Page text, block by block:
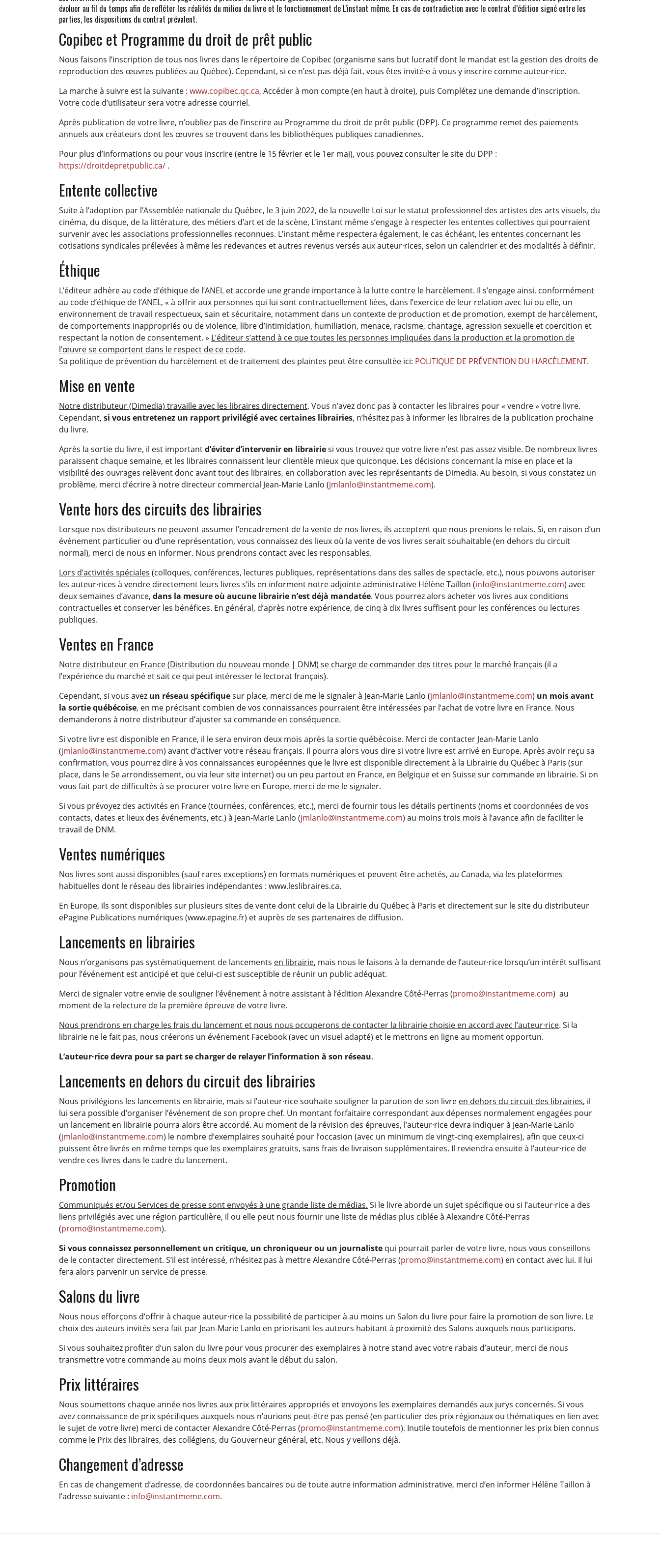
évoluer au fil du temps afin de refléter les réalités du milieu du livre et le fonctionnement de L’instant même. En cas de contradiction avec le contrat d’édition signé entre les
parties, les dispositions du contrat prévalent.
Copibec et Programme du droit de prêt public
Nous faisons l’inscription de tous nos livres dans le répertoire de Copibec (organisme sans but lucratif dont le mandat est la gestion des droits de
reproduction des œuvres publiées au Québec). Cependant, si ce n’est pas déjà fait, vous êtes invité·e à vous y inscrire comme auteur·rice.
La marche à suivre est la suivante : www.copibec.qc.ca, Accéder à mon compte (en haut à droite), puis Complétez une demande d’inscription.
Votre code d’utilisateur sera votre adresse courriel.
Après publication de votre livre, n’oubliez pas de l’inscrire au Programme du droit de prêt public (DPP). Ce programme remet des paiements
annuels aux créateurs dont les œuvres se trouvent dans les bibliothèques publiques canadiennes.
Pour plus d’informations ou pour vous inscrire (entre le 15 février et le 1er mai), vous pouvez consulter le site du DPP :
https://droitdepretpublic.ca/ .
Entente collective
Suite à l’adoption par l’Assemblée nationale du Québec, le 3 juin 2022, de la nouvelle Loi sur le statut professionnel des artistes des arts visuels, du
cinéma, du disque, de la littérature, des métiers d’art et de la scène, L’instant même s’engage à respecter les ententes collectives qui pourraient
survenir avec les associations professionnelles reconnues. L’instant même respectera également, le cas échéant, les ententes concernant les
cotisations syndicales prélevées à même les redevances et autres revenus versés aux auteur·rices, selon un calendrier et des modalités à définir.
Éthique
L’éditeur adhère au code d’éthique de l’ANEL et accorde une grande importance à la lutte contre le harcèlement. Il s’engage ainsi, conformément
au code d’éthique de l’ANEL, « à offrir aux personnes qui lui sont contractuellement liées, dans l’exercice de leur relation avec lui ou elle, un
environnement de travail respectueux, sain et sécuritaire, notamment dans un contexte de production et de promotion, exempt de harcèlement,
de comportements inappropriés ou de violence, libre d’intimidation, humiliation, menace, racisme, chantage, agression sexuelle et coercition et
respectant la notion de consentement. » L’éditeur s’attend à ce que toutes les personnes impliquées dans la production et la promotion de
l’œuvre se comportent dans le respect de ce code.
Sa politique de prévention du harcèlement et de traitement des plaintes peut être consultée ici: POLITIQUE DE PRÉVENTION DU HARCÈLEMENT.
Mise en vente
Notre distributeur (Dimedia) travaille avec les libraires directement. Vous n’avez donc pas à contacter les libraires pour « vendre » votre livre.
Cependant, si vous entretenez un rapport privilégié avec certaines librairies, n’hésitez pas à informer les libraires de la publication prochaine
du livre.
Après la sortie du livre, il est importantd’éviter d’intervenir en librairiesi vous trouvez que votre livre n’est pas assez visible. De nombreux livres
paraissent chaque semaine, et les libraires connaissent leur clientèle mieux que quiconque. Les décisions concernant la mise en place et la
visibilité des ouvrages relèvent donc avant tout des libraires, en collaboration avec les représentants de Dimedia. Au besoin, si vous constatez un
problème, merci d’écrire à notre directeur commercial Jean-Marie Lanlo (jmlanlo@instantmeme.com).
Vente hors des circuits des librairies
Lorsque nos distributeurs ne peuvent assumer l’encadrement de la vente de nos livres, ils acceptent que nous prenions le relais. Si, en raison d’un
événement particulier ou d’une représentation, vous connaissez des lieux où la vente de vos livres serait souhaitable (en dehors du circuit
normal), merci de nous en informer. Nous prendrons contact avec les responsables.
Lors d’activités spéciales (colloques, conférences, lectures publiques, représentations dans des salles de spectacle, etc.), nous pouvons autoriser
les auteur·rices à vendre directement leurs livres s’ils en informent notre adjointe administrative Hélène Taillon (info@instantmeme.com) avec
deux semaines d’avance, dans la mesure où aucune librairie n’est déjà mandatée. Vous pourrez alors acheter vos livres aux conditions
contractuelles et conserver les bénéfices. En général, d’après notre expérience, de cinq à dix livres suffisent pour les conférences ou lectures
publiques.
Ventes en France
Notre distributeur en France (Distribution du nouveau monde | DNM) se charge de commander des titres pour le marché français (il a
l’expérience du marché et sait ce qui peut intéresser le lectorat français).
Cependant, si vous avez un réseau spécifiquesur place, merci de me le signaler à Jean-Marie Lanlo (jmlanlo@instantmeme.com) un mois avant
la sortie québécoise, en me précisant combien de vos connaissances pourraient être intéressées par l’achat de votre livre en France. Nous
demanderons à notre distributeur d’ajuster sa commande en conséquence.
Si votre livre est disponible en France, il le sera environ deux mois après la sortie québécoise. Merci de contacter Jean-Marie Lanlo
(jmlanlo@instantmeme.com) avant d’activer votre réseau français. Il pourra alors vous dire si votre livre est arrivé en Europe. Après avoir reçu sa
confirmation, vous pourrez dire à vos connaissances européennes que le livre est disponible directement à la Librairie du Québec à Paris (sur
place, dans le 5e arrondissement, ou via leur site internet) ou un peu partout en France, en Belgique et en Suisse sur commande en librairie. Si on
vous fait part de difficultés à se procurer votre livre en Europe, merci de me le signaler.
Si vous prévoyez des activités en France (tournées, conférences, etc.), merci de fournir tous les détails pertinents (noms et coordonnées de vos
contacts, dates et lieux des événements, etc.) à Jean-Marie Lanlo (jmlanlo@instantmeme.com) au moins trois mois à l’avance afin de faciliter le
travail de DNM.
Ventes numériques
Nos livres sont aussi disponibles (sauf rares exceptions) en formats numériques et peuvent être achetés, au Canada, via les plateformes
habituelles dont le réseau des librairies indépendantes : www.leslibraires.ca.
En Europe, ils sont disponibles sur plusieurs sites de vente dont celui de la Librairie du Québec à Paris et directement sur le site du distributeur
ePagine Publications numériques (www.epagine.fr) et auprès de ses partenaires de diffusion.
Lancements en librairies
Nous n’organisons pas systématiquement de lancements en librairie, mais nous le faisons à la demande de l’auteur·rice lorsqu’un intérêt suffisant
pour l’événement est anticipé et que celui-ci est susceptible de réunir un public adéquat.
Merci de signaler votre envie de souligner l’événement à notre assistant à l’édition Alexandre Côté-Perras (promo@instantmeme.com) au
moment de la relecture de la première épreuve de votre livre.
Nous prendrons en charge les frais du lancement et nous nous occuperons de contacter la librairie choisie en accord avec l’auteur·rice. Si la
librairie ne le fait pas, nous créerons un événement Facebook (avec un visuel adapté) et le mettrons en ligne au moment opportun.
L’auteur·rice devra pour sa part se charger de relayer l’information à son réseau.
Lancements en dehors du circuit des librairies
Nous privilégions les lancements en librairie, mais si l’auteur·rice souhaite souligner la parution de son livre en dehors du circuit des librairies, il
lui sera possible d’organiser l’événement de son propre chef. Un montant forfaitaire correspondant aux dépenses normalement engagées pour
un lancement en librairie pourra alors être accordé. Au moment de la révision des épreuves, l’auteur·rice devra indiquer à Jean-Marie Lanlo
(jmlanlo@instantmeme.com) le nombre d’exemplaires souhaité pour l’occasion (avec un minimum de vingt-cinq exemplaires), afin que ceux-ci
puissent être livrés en même temps que les exemplaires gratuits, sans frais de livraison supplémentaires. Il reviendra ensuite à l’auteur·rice de
vendre ces livres dans le cadre du lancement.
Promotion
Communiqués et/ou Services de presse sont envoyés à une grande liste de médias. Si le livre aborde un sujet spécifique ou si l’auteur·rice a des
liens privilégiés avec une région particulière, il ou elle peut nous fournir une liste de médias plus ciblée à Alexandre Côté-Perras
(promo@instantmeme.com).
Si vous connaissez personnellement un critique, un chroniqueur ou un journaliste qui pourrait parler de votre livre, nous vous conseillons
de le contacter directement. S’il est intéressé, n’hésitez pas à mettre Alexandre Côté-Perras (promo@instantmeme.com) en contact avec lui. Il lui
fera alors parvenir un service de presse.
Salons du livre
Nous nous efforçons d’offrir à chaque auteur·rice la possibilité de participer à au moins un Salon du livre pour faire la promotion de son livre. Le
choix des auteurs invités sera fait par Jean-Marie Lanlo en priorisant les auteurs habitant à proximité des Salons auxquels nous participons.
Si vous souhaitez profiter d’un salon du livre pour vous procurer des exemplaires à notre stand avec votre rabais d’auteur, merci de nous
transmettre votre commande au moins deux mois avant le début du salon.
Prix littéraires
Nous soumettons chaque année nos livres aux prix littéraires appropriés et envoyons les exemplaires demandés aux jurys concernés. Si vous
avez connaissance de prix spécifiques auxquels nous n’aurions peut-être pas pensé (en particulier des prix régionaux ou thématiques en lien avec
le sujet de votre livre) merci de contacter Alexandre Côté-Perras (promo@instantmeme.com). Inutile toutefois de mentionner les prix bien connus
comme le Prix des libraires, des collégiens, du Gouverneur général, etc. Nous y veillons déjà.
Changement d’adresse
En cas de changement d’adresse, de coordonnées bancaires ou de toute autre information administrative, merci d’en informer Hélène Taillon à
l’adresse suivante : info@instantmeme.com.